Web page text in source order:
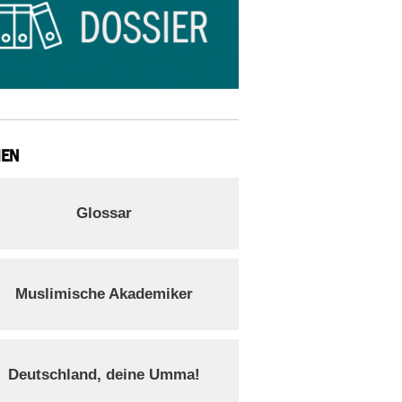
Glossar
Muslimische Akademiker
Deutschland, deine Umma!